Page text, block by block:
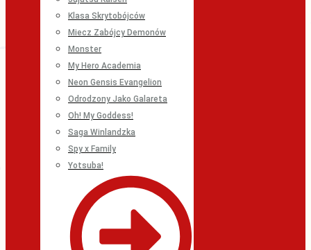
Klasa Skrytobójców
Miecz Zabójcy Demonów
Monster
My Hero Academia
Neon Gensis Evangelion
Odrodzony Jako Galareta
Oh! My Goddess!
Saga Winlandzka
Spy x Family
Yotsuba!